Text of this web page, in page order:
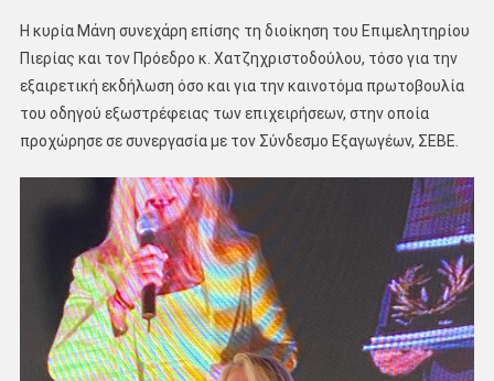
Η κυρία Μάνη συνεχάρη επίσης τη διοίκηση του Επιμελητηρίου
Πιερίας και τον Πρόεδρο κ. Χατζηχριστοδούλου, τόσο για την
εξαιρετική εκδήλωση όσο και για την καινοτόμα πρωτοβουλία
του οδηγού εξωστρέφειας των επιχειρήσεων, στην οποία
προχώρησε σε συνεργασία με τον Σύνδεσμο Εξαγωγέων, ΣΕΒΕ.